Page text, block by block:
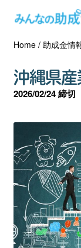
助成金を探す
士業の方へ
助成金コラム
専門家一覧
ダウンロード
Home/ 助成金情
沖縄県
2026/02/24 締切